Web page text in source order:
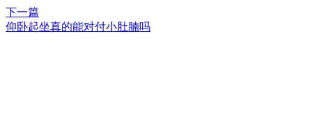
下一篇
仰卧起坐真的能对付小肚腩吗